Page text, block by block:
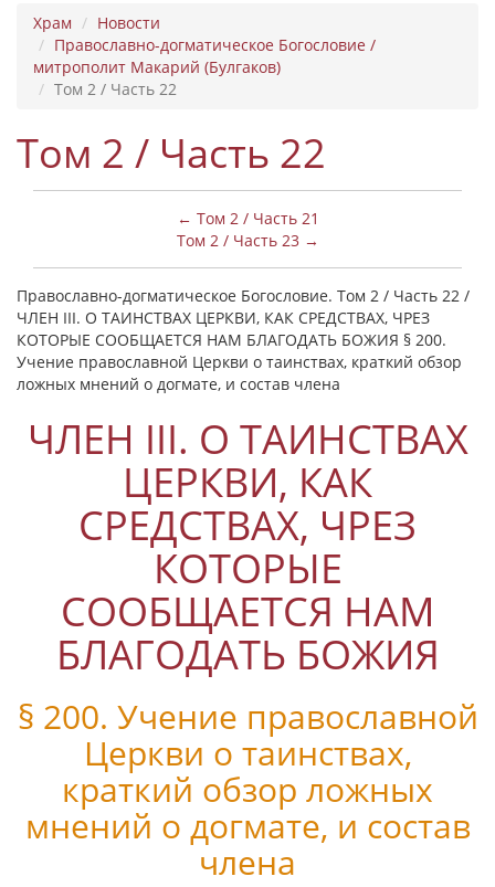
Храм
Новости
Православно-догматическое Богословие /
митрополит Макарий (Булгаков)
Том 2 / Часть 22
Том 2 / Часть 22
← Том 2 / Часть 21
Том 2 / Часть 23 →
Православно-догматическое Богословие. Том 2 / Часть 22 /
ЧЛЕН III. О ТАИНСТВАХ ЦЕРКВИ, КАК СРЕДСТВАХ, ЧРЕЗ
КОТОРЫЕ СООБЩАЕТСЯ НАМ БЛАГОДАТЬ БОЖИЯ § 200.
Учение православной Церкви о таинствах, краткий обзор
ложных мнений о догмате, и состав члена
ЧЛЕН III. О ТАИНСТВАХ
ЦЕРКВИ, КАК
СРЕДСТВАХ, ЧРЕЗ
КОТОРЫЕ
СООБЩАЕТСЯ НАМ
БЛАГОДАТЬ БОЖИЯ
§ 200. Учение православной
Церкви о таинствах,
краткий обзор ложных
мнений о догмате, и состав
члена